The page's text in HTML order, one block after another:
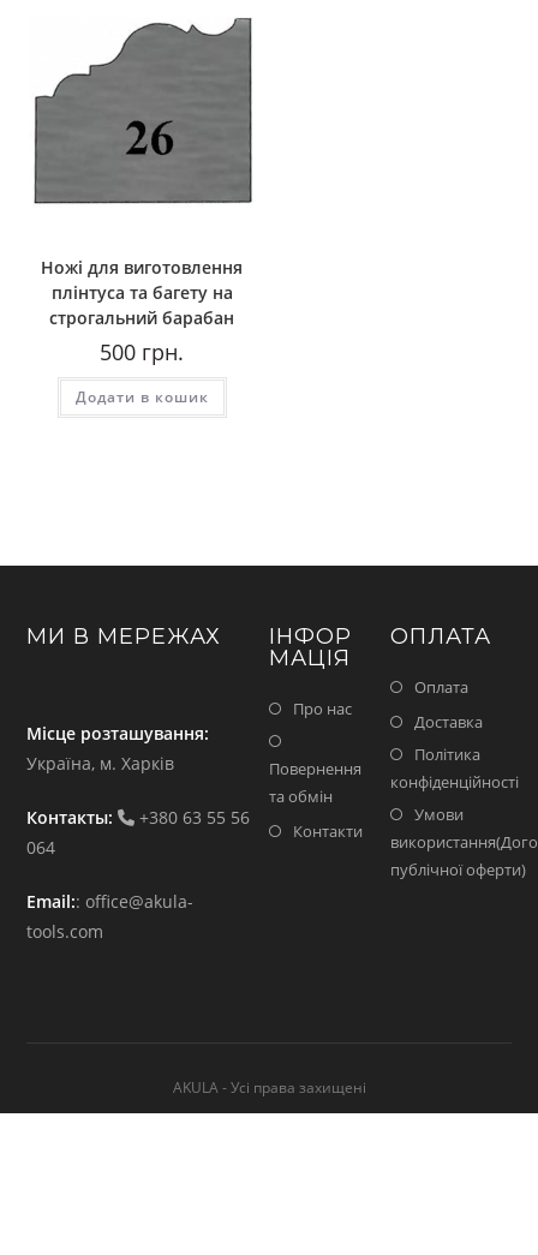
Ножі для виготовлення
плінтуса та багету на
строгальний барабан
500 грн.
Додати в кошик
МИ В МЕРЕЖАХ
Місце розташування:
Україна, м. Харків
Контакты:
+380 63 55 56
064
Email::office@akula-
tools.com
ІНФОР
МАЦІЯ
Про нас
Повернення
та обмін
Контакти
ОПЛАТА
Оплата
Доставка
Політика
конфіденційності
Умови
публічної оферти)
AKULA - Усі права захищені